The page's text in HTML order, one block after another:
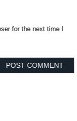
for the next time I